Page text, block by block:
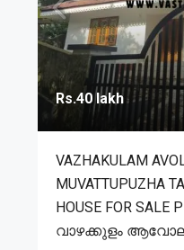
Rs.40 lakh
VAZHAKULAM
MUVATTUPUZHA
HOUSE FOR SALE
വാഴക്കുളം